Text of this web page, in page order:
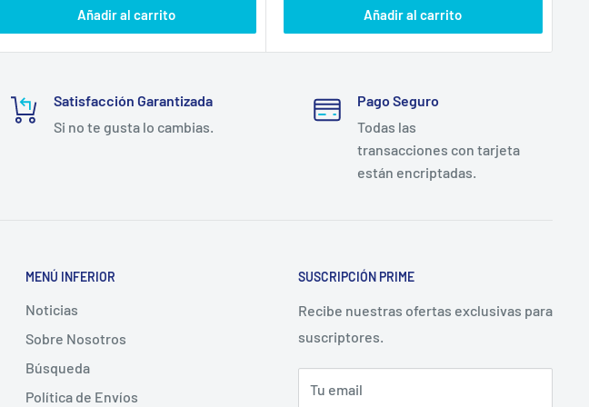
Añadir al carrito Añadir al carrito
Satisfacción Garantizada
Si no te gusta lo cambias.
Pago Seguro
Todas las
transacciones con tarjeta
están encriptadas.
MENÚ INFERIOR
Noticias
Sobre Nosotros
Búsqueda
Política de Envíos
SUSCRIPCIÓN PRIME
Recibe nuestras ofertas exclusivas para
suscriptores.
Tu email